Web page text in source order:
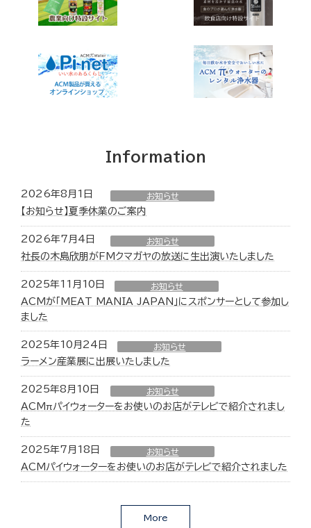
Information
2026年8月1日 お知らせ
【お知らせ】夏季休業のご案内
2026年7月4日 お知らせ
社長の木島欣朋がFMクマガヤの放送に生出演いたしました
2025年11月10日 お知らせ
ACMが「MEAT MANIA JAPAN」にスポンサーとして参加し
ました
2025年10月24日 お知らせ
ラーメン産業展に出展いたしました
2025年8月10日 お知らせ
ACMπパイウォーターをお使いのお店がテレビで紹介されまし
た
2025年7月18日 お知らせ
ACMパイウォーターをお使いのお店がテレビで紹介されました
More